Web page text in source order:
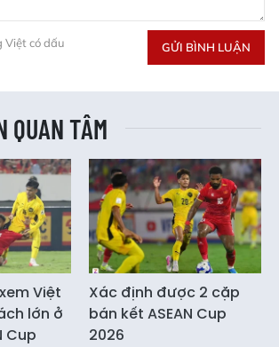
Việt có dấu GỬI BÌNH LUẬN
QUAN TÂM
Việt
lớn ở
Cup
Xác định được 2 cặp
bán kết ASEAN Cup
2026